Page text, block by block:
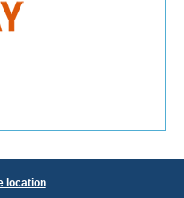
location